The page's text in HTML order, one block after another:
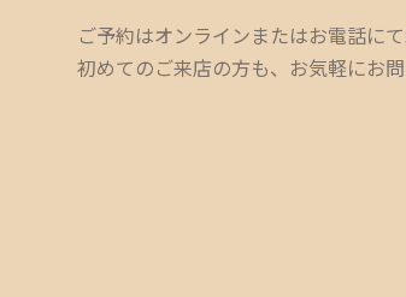
ご予約はオンラインまたはお電話にて
初めてのご来店の方も、お気軽にお問